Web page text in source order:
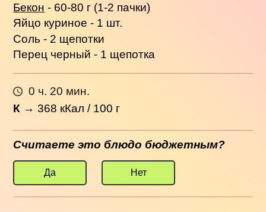
Бекон - 60-80 г (1-2 пачки)
Яйцо куриное - 1 шт.
Соль - 2 щепотки
Перец черный - 1 щепотка
0 ч. 20 мин.
К →368 кКал / 100 г
Считаете это блюдо бюджетным?
Да Нет